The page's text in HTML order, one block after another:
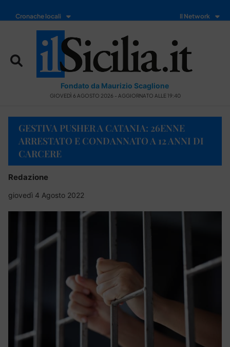
Cronache locali Il Network
Fondato da Maurizio Scaglione
GIOVEDÌ 6 AGOSTO 2026 - AGGIORNATO ALLE 19:40
GESTIVA PUSHER A CATANIA: 26ENNE
ARRESTATO E CONDANNATO A 12 ANNI DI
CARCERE
Redazione
giovedì 4 Agosto 2022